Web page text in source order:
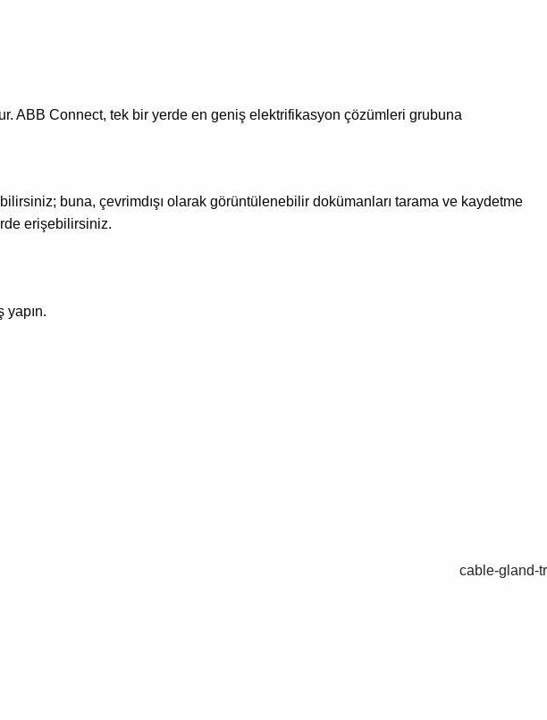
ABB Connect, tek bir yerde en geniş elektrifikasyon çözümleri grubuna
buna, çevrimdışı olarak görüntülenebilir dokümanları tarama ve kaydetme
erişebilirsiniz.
yapın.